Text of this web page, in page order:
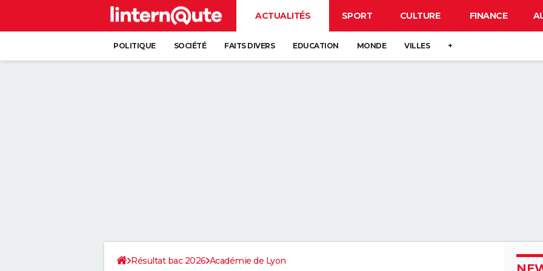
ACTUALITÉS SPORT CULTURE FINANCE
POLITIQUE SOCIÉTÉ FAITS DIVERS EDUCATION MONDE VILLES +
Résultat bac 2026 Académie de Lyon